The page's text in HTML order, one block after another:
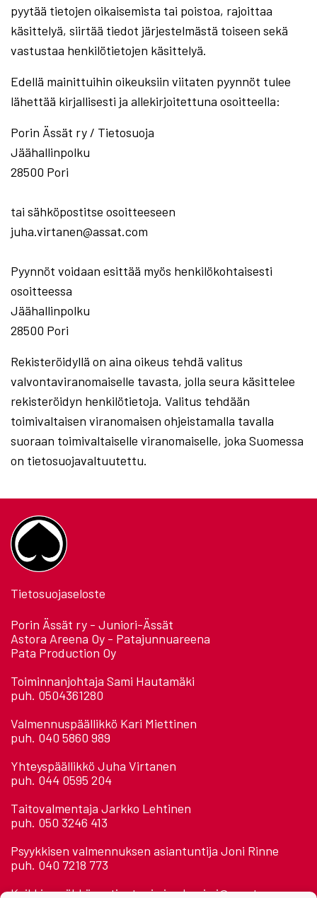
pyytää tietojen oikaisemista tai poistoa, rajoittaa
käsittelyä, siirtää tiedot järjestelmästä toiseen sekä
vastustaa henkilötietojen käsittelyä.
Edellä mainittuihin oikeuksiin viitaten pyynnöt tulee
lähettää kirjallisesti ja allekirjoitettuna osoitteella:
Porin Ässät ry / Tietosuoja
Jäähallinpolku
28500 Pori
tai sähköpostitse osoitteeseen
juha.virtanen@assat.com
Pyynnöt voidaan esittää myös henkilökohtaisesti
osoitteessa
Jäähallinpolku
28500 Pori
Rekisteröidyllä on aina oikeus tehdä valitus
valvontaviranomaiselle tavasta, jolla seura käsittelee
rekisteröidyn henkilötietoja. Valitus tehdään
toimivaltaisen viranomaisen ohjeistamalla tavalla
suoraan toimivaltaiselle viranomaiselle, joka Suomessa
on tietosuojavaltuutettu.
Tietosuojaseloste
Porin Ässät ry - Juniori-Ässät
Astora Areena Oy - Patajunnuareena
Pata Production Oy
Toiminnanjohtaja Sami Hautamäki
puh. 0504361280
Valmennuspäällikkö Kari Miettinen
puh. 040 5860 989
Yhteyspäällikkö Juha Virtanen
puh. 044 0595 204
Taitovalmentaja Jarkko Lehtinen
puh. 050 3246 413
Psyykkisen valmennuksen asiantuntija Joni Rinne
puh. 040 7218 773
Kaikkien sähköposti: etunimi.sukunimi@assat.com